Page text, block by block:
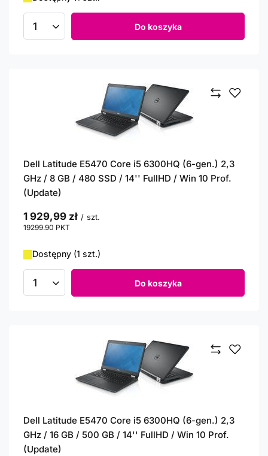
Ilość produktów Do koszyka
Dell Latitude E5470 Core i5 6300HQ (6-gen.) 2,3
GHz / 8 GB / 480 SSD / 14'' FullHD / Win 10 Prof.
(Update)
1 929,99 zł / szt.
19299.90 PKT
Dostępny (1 szt.)
Ilość produktów Do koszyka
Dell Latitude E5470 Core i5 6300HQ (6-gen.) 2,3
GHz / 16 GB / 500 GB / 14'' FullHD / Win 10 Prof.
(Update)